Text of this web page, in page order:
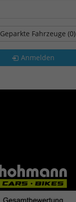
Geparkte Fahrzeuge (0)
Anmelden